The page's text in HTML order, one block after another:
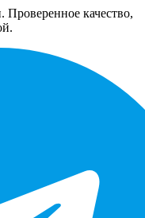
Проверенное качество,